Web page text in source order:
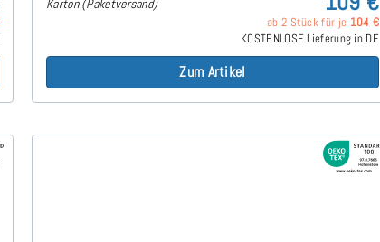
ab 2 Stück für je 104 €
KOSTENLOSE Lieferung in DE
Zum Artikel